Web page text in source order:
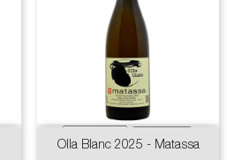
Olla Blanc 2025 - Matassa